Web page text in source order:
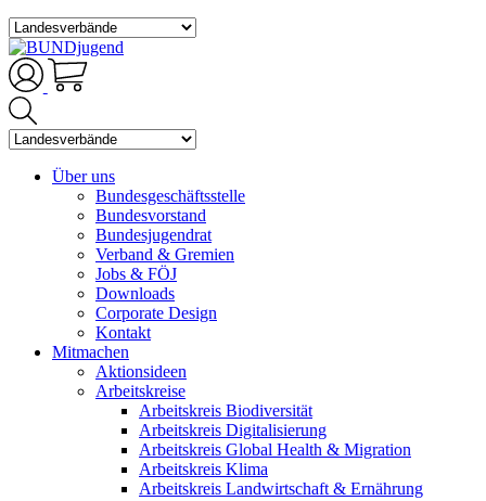
Über uns
Bundesgeschäftsstelle
Bundesvorstand
Bundesjugendrat
Verband & Gremien
Jobs & FÖJ
Downloads
Corporate Design
Kontakt
Mitmachen
Aktionsideen
Arbeitskreise
Arbeitskreis Biodiversität
Arbeitskreis Digitalisierung
Arbeitskreis Global Health & Migration
Arbeitskreis Klima
Arbeitskreis Landwirtschaft & Ernährung